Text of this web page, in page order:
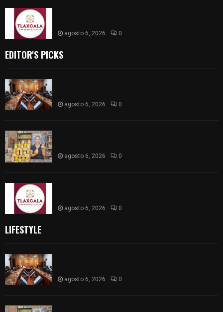
agosto 6, 2026 0
EDITOR'S PICKS
agosto 6, 2026 0
agosto 6, 2026 0
agosto 6, 2026 0
LIFESTYLE
agosto 6, 2026 0